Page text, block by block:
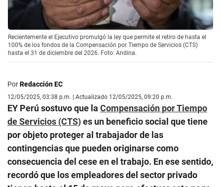
Recientemente el Ejecutivo promulgó la ley que permite el retiro de hasta el
100% de los fondos de la Compensación por Tiempo de Servicios (CTS)
hasta el 31 de diciembre del 2026. Foto: Andina.
PorRedacción EC
12/05/2025, 03:38 p.m. | Actualizado 12/05/2025, 09:20 p.m.
EY Perú sostuvo que la Compensación por Tiempo
de Servicios (CTS)es un beneficio social que tiene
por objeto proteger al trabajador de las
contingencias que pueden originarse como
consecuencia del cese en el trabajo. En ese sentido,
recordó que los empleadores del sector privado